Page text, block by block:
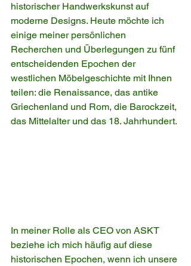
historischer Handwerkskunst auf
moderne Designs. Heute möchte ich
einige meiner persönlichen
Recherchen und Überlegungen zu fünf
entscheidenden Epochen der
westlichen Möbelgeschichte mit Ihnen
teilen: die Renaissance, das antike
Griechenland und Rom, die Barockzeit,
das Mittelalter und das 18. Jahrhundert.
In meiner Rolle als CEO von ASKT
beziehe ich mich häufig auf diese
historischen Epochen, wenn ich unsere